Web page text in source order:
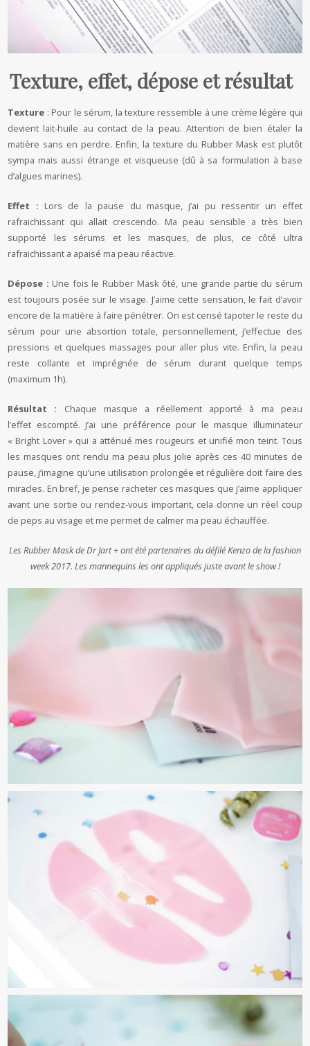
Texture, effet, dépose et résultat
Texture : Pour le sérum, la texture ressemble à une crème légère qui
devient lait-huile au contact de la peau. Attention de bien étaler la
matière sans en perdre. Enfin, la texture du Rubber Mask est plutôt
sympa mais aussi étrange et visqueuse (dû à sa formulation à base
d’algues marines).
Effet : Lors de la pause du masque, j’ai pu ressentir un effet
rafraichissant qui allait crescendo. Ma peau sensible a très bien
supporté les sérums et les masques, de plus, ce côté ultra
rafraichissant a apaisé ma peau réactive.
Dépose : Une fois le Rubber Mask ôté, une grande partie du sérum
est toujours posée sur le visage. J’aime cette sensation, le fait d’avoir
encore de la matière à faire pénétrer. On est censé tapoter le reste du
sérum pour une absortion totale, personnellement, j’effectue des
pressions et quelques massages pour aller plus vite. Enfin, la peau
reste collante et imprégnée de sérum durant quelque temps
(maximum 1h).
Résultat : Chaque masque a réellement apporté à ma peau
l’effet escompté. J’ai une préférence pour le masque illuminateur
« Bright Lover » qui a atténué mes rougeurs et unifié mon teint. Tous
les masques ont rendu ma peau plus jolie après ces 40 minutes de
pause, j’imagine qu’une utilisation prolongée et régulière doit faire des
miracles. En bref, je pense racheter ces masques que j’aime appliquer
avant une sortie ou rendez-vous important, cela donne un réel coup
de peps au visage et me permet de calmer ma peau échauffée.
Les Rubber Mask de Dr Jart + ont été partenaires du défilé Kenzo de la fashion
week 2017. Les mannequins les ont appliqués juste avant le show !